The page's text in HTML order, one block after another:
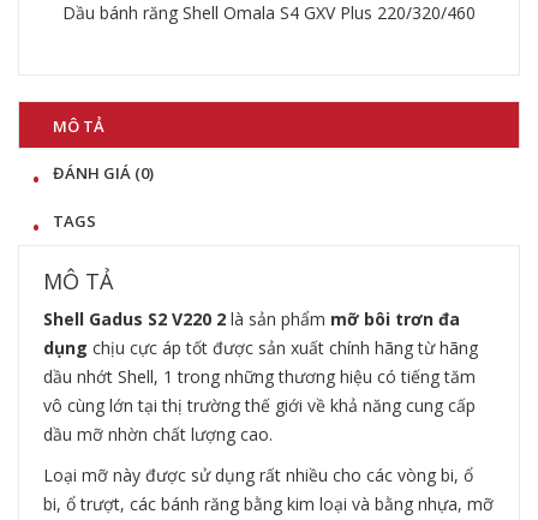
Mỡ Shell Gadus S3 U460A 1.5
MÔ TẢ
ĐÁNH GIÁ (0)
TAGS
MÔ TẢ
Shell Gadus S2 V220 2 là sản phẩm mỡ bôi trơn đa
dụng chịu cực áp tốt được sản xuất chính hãng từ hãng
dầu nhớt Shell, 1 trong những thương hiệu có tiếng tăm
vô cùng lớn tại thị trường thế giới về khả năng cung cấp
dầu mỡ nhờn chất lượng cao.
Loại mỡ này được sử dụng rất nhiều cho các vòng bi, ổ
bi, ổ trượt, các bánh răng bằng kim loại và bằng nhựa, mỡ